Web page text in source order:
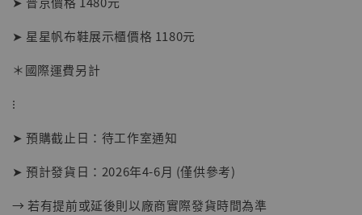
NT$ 4,980
加入購物車
➤ 星星帆布鞋展示櫃價格 1180元
＊國際運費另計
⁝
➤ 預購截止日：待工作室通知
➤ 預計發貨日：2026年4-6月 (僅供參考)
→ 若有提前或延後則以廠商實際發貨時間為準